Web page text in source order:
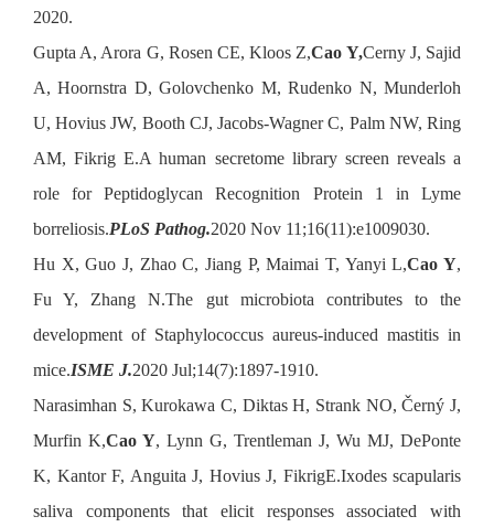
2020.
Gupta A, Arora G, Rosen CE, Kloos Z,Cao Y,Cerny J, Sajid
A, Hoornstra D, Golovchenko M, Rudenko N, Munderloh
U, Hovius JW, Booth CJ, Jacobs-Wagner C, Palm NW, Ring
AM, Fikrig E.A human secretome library screen reveals a
role for Peptidoglycan Recognition Protein 1 in Lyme
borreliosis.PLoS Pathog.2020 Nov 11;16(11):e1009030.
Hu X, Guo J, Zhao C, Jiang P, Maimai T, Yanyi L,Cao Y,
Fu Y, Zhang N.The gut microbiota contributes to the
development of Staphylococcus aureus-induced mastitis in
mice.ISME J.2020 Jul;14(7):1897-1910.
Narasimhan S, Kurokawa C, Diktas H, Strank NO, Černý J,
Murfin K,Cao Y, Lynn G, Trentleman J, Wu MJ, DePonte
K, Kantor F, Anguita J, Hovius J, FikrigE.Ixodes scapularis
saliva components that elicit responses associated with